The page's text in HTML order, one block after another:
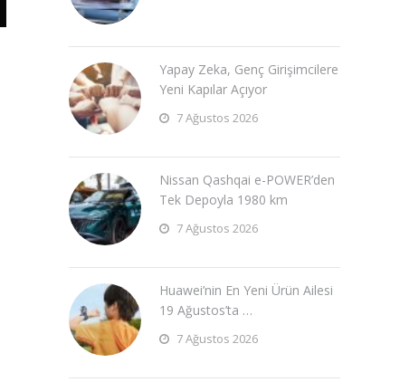
Yapay Zeka, Genç Girişimcilere
Yeni Kapılar Açıyor
7 Ağustos 2026
Nissan Qashqai e-POWER’den
Tek Depoyla 1980 km
7 Ağustos 2026
Huawei’nin En Yeni Ürün Ailesi
19 Ağustos’ta …
7 Ağustos 2026